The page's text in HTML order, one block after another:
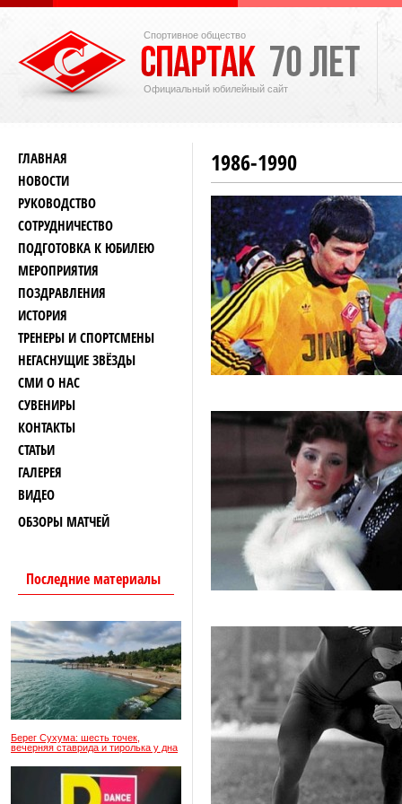
Спортивное общество
Официальный юбилейный сайт
ГЛАВНАЯ
НОВОСТИ
РУКОВОДСТВО
СОТРУДНИЧЕСТВО
ПОДГОТОВКА К ЮБИЛЕЮ
МЕРОПРИЯТИЯ
ПОЗДРАВЛЕНИЯ
ИСТОРИЯ
ТРЕНЕРЫ И СПОРТСМЕНЫ
НЕГАСНУЩИЕ ЗВЁЗДЫ
СМИ О НАС
СУВЕНИРЫ
КОНТАКТЫ
СТАТЬИ
ГАЛЕРЕЯ
ВИДЕО
ОБЗОРЫ МАТЧЕЙ
Последние материалы
Берег Сухума: шесть точек,
вечерняя ставрида и тиролька у дна
1986-1990